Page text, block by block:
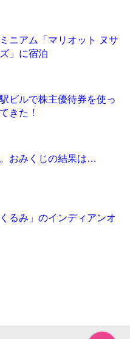
ニアム「マリオット ヌサ
」に宿泊
ビルで株主優待券を使っ
きた！
おみくじの結果は…
るみ」のインディアンオ